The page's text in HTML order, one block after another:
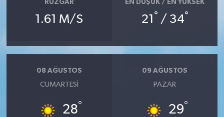
RÜZGAR
1.61 M/S
EN DÜŞÜK / EN YÜKSEK
21 ° / 34°
08 AĞUSTOS
CUMARTESI
28°
09 AĞUSTOS
PAZAR
29°